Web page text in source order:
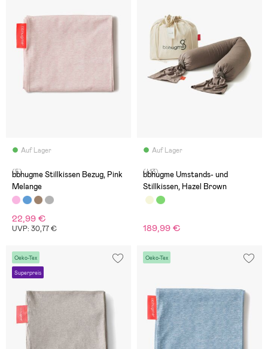
Auf Lager
(5)
bbhugme Stillkissen Bezug, Pink
Melange
22,99 €
UVP: 30,77 €
Auf Lager
(413)
bbhugme Umstands- und
Stillkissen, Hazel Brown
189,99 €
Oeko-Tex
Superpreis
Oeko-Tex